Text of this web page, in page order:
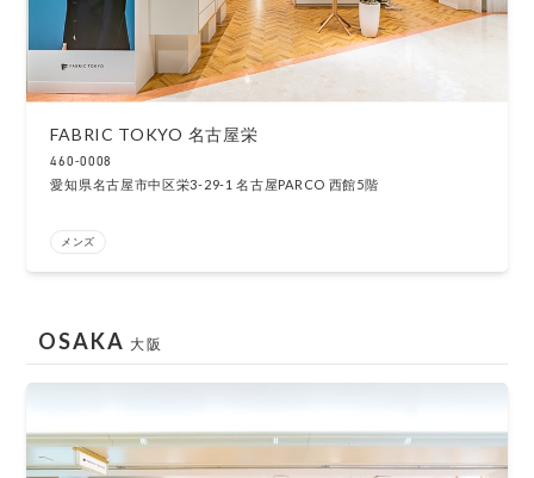
FABRIC TOKYO 名古屋栄
460-0008
愛知県名古屋市中区栄3-29-1 名古屋PARCO 西館5階
メンズ
OSAKA 大阪